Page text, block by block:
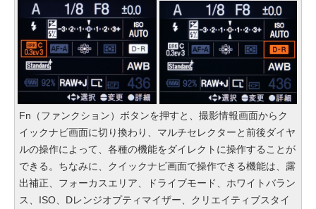
Fn（ファンクション）ボタンを押すと、撮影情報画面からク
イックナビ画面に切り換わり、マルチセレクターと前後ダイヤ
ルの操作によって、各種の機能をダイレクトに操作することが
できる。ちなみに、クイックナビ画面で操作できる機能は、露
出補正、フォーカスエリア、ドライブモード、ホワイトバラン
ス、ISO、Dレンジオプティマイザー、クリエイティブスタイ